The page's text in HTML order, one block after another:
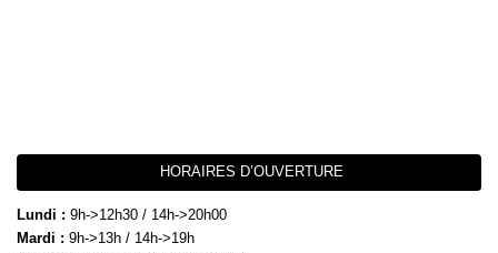
HORAIRES D’OUVERTURE
Lundi : 9h->12h30 / 14h->20h00
Mardi : 9h->13h / 14h->19h